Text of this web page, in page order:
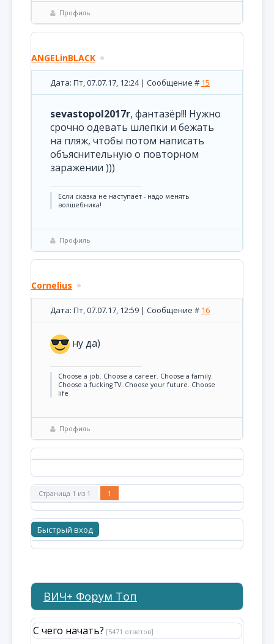
Профиль
ANGELinBLACK
Дата: Пт, 07.07.17, 12:24 | Сообщение # 15
sevastopol2017r, фантазёр!!! Нужно
срочно одевать шлепки и бежать
на пляж, чтобы потом написать
объяснительную о повторном
заражении )))
Если сказка не наступает - надо менять
волшебника!
Профиль
Cornelius
Дата: Пт, 07.07.17, 12:59 | Сообщение # 16
ну да)
Choose a job. Choose a career. Choose a family.
Choose a fucking TV..Choose your future. Choose
life
Профиль
Страница 1 из 1 1
ВИЧ+ Форум Топ
С чего начать? [5471 ответов]